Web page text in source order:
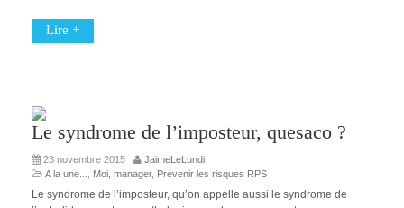
Lire +
Le syndrome de l’imposteur, quesaco ?
23 novembre 2015
JaimeLeLundi
A la une...
Moi, manager, Prévenir les risques RPS
Le syndrome de l’imposteur, qu’on appelle aussi le syndrome de